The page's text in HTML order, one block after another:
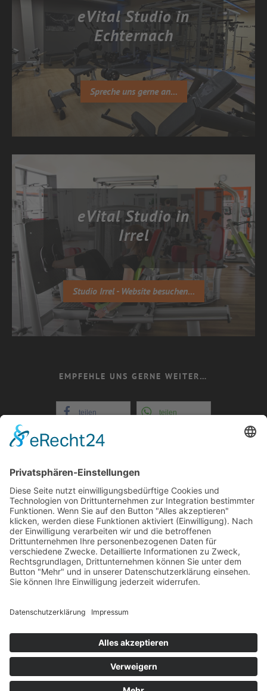
eVital Studio in
Echternach
Spreche uns gerne an...
eVital Studio in
Irrel
Studio Irrel - Website besuchen...
EMPFEHLE UNS GERNE WEITER…
teilen teilen
teilen
+352 26721808
E-Mail: info@evital-
echternach.lu
COOKIE-EINSTELLUNGEN